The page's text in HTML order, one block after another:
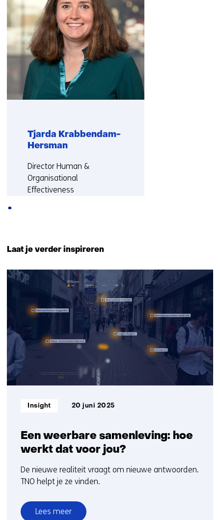
contact
met
ons
op)
Tjarda Krabbendam-
Hersman
Functie:
Director Human &
Organisational
Effectiveness
(Neem
contact
met
ons
op)
Laat je verder inspireren
resultaten,
getoond
1
t/m
3
Een weerbare samenleving: hoe
werkt dat voor jou?
Informatietype:
Insight 20 juni 2025
De nieuwe realiteit vraagt om nieuwe antwoorden.
TNO helpt je ze vinden.
Lees meer